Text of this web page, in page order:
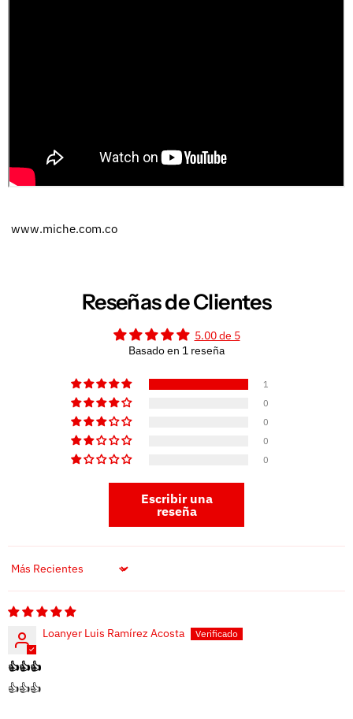
www.miche.com.co
Reseñas de Clientes
5.00 de 5
Basado en 1 reseña
1
0
0
0
0
Escribir una
reseña
Sort by
Loanyer Luis Ramírez Acosta
👍👍👍
👍👍👍